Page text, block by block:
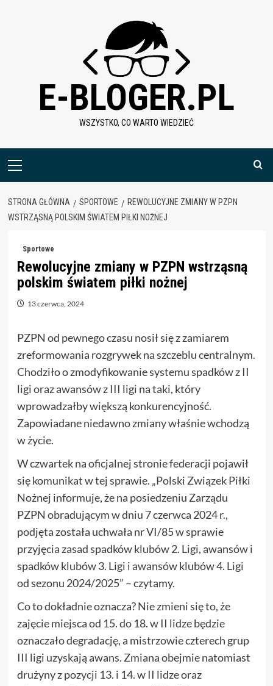
E-BLOGER.PL
WSZYSTKO, CO WARTO WIEDZIEĆ
Menu
STRONA GŁÓWNA SPORTOWE
REWOLUCYJNE ZMIANY W PZPN
WSTRZĄSNĄ POLSKIM ŚWIATEM PIŁKI NOŻNEJ
Sportowe
Rewolucyjne zmiany w PZPN wstrząsną
polskim światem piłki nożnej
13 czerwca, 2024
PZPN od pewnego czasu nosił się z zamiarem
zreformowania rozgrywek na szczeblu centralnym.
Chodziło o zmodyfikowanie systemu spadków z II
ligi oraz awansów z III ligi na taki, który
wprowadzałby większą konkurencyjność.
Zapowiadane niedawno zmiany właśnie wchodzą
w życie.
W czwartek na oficjalnej stronie federacji pojawił
się komunikat w tej sprawie. „Polski Związek Piłki
Nożnej informuje, że na posiedzeniu Zarządu
PZPN obradującym w dniu 7 czerwca 2024 r.,
podjęta została uchwała nr VI/85 w sprawie
przyjęcia zasad spadków klubów 2. Ligi, awansów i
spadków klubów 3. Ligi i awansów klubów 4. Ligi
od sezonu 2024/2025” – czytamy.
Co to dokładnie oznacza? Nie zmieni się to, że
zajęcie miejsca od 15. do 18. w II lidze będzie
oznaczało degradację, a mistrzowie czterech grup
III ligi uzyskają awans. Zmiana obejmie natomiast
drużyny z pozycji 13. i 14. w II lidze oraz